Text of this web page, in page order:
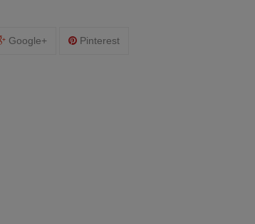
Google+ Pinterest